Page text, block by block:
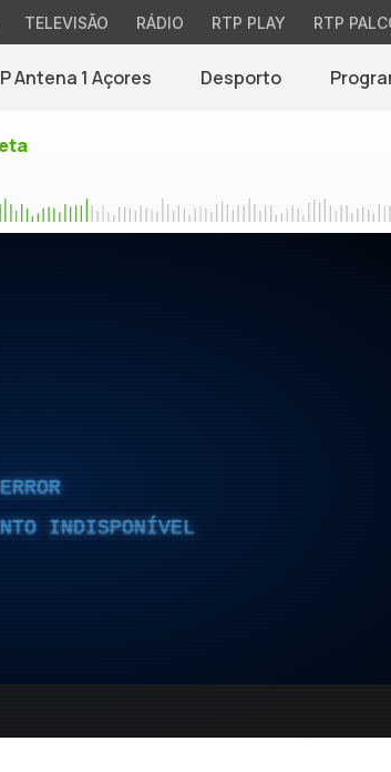
TELEVISÃO RÁDIO RTP PLAY RTP
Antena 1 Açores Desporto
INDISPONÍVEL